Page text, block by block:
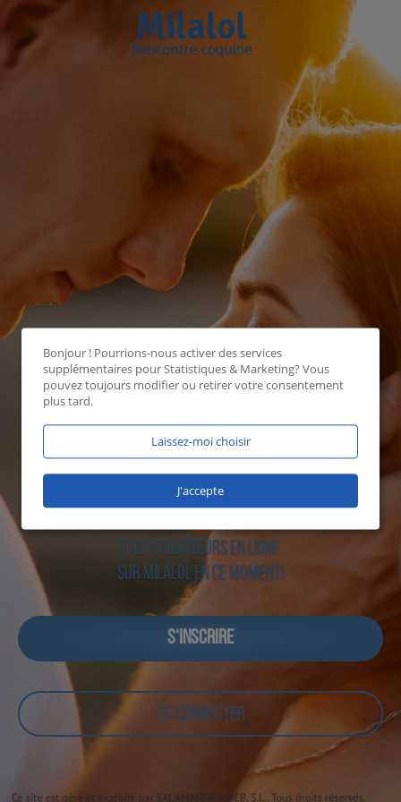
1112 utilisateurs en ligne
sur Milalol en ce moment!
S‘INSCRIRE
SE CONNECTER
Bonjour ! Pourrions-nous activer des services
supplémentaires pourStatistiques & Marketing? Vous
pouvez toujours modifier ou retirer votre consentement
plus tard.
Laissez-moi choisir
J'accepte